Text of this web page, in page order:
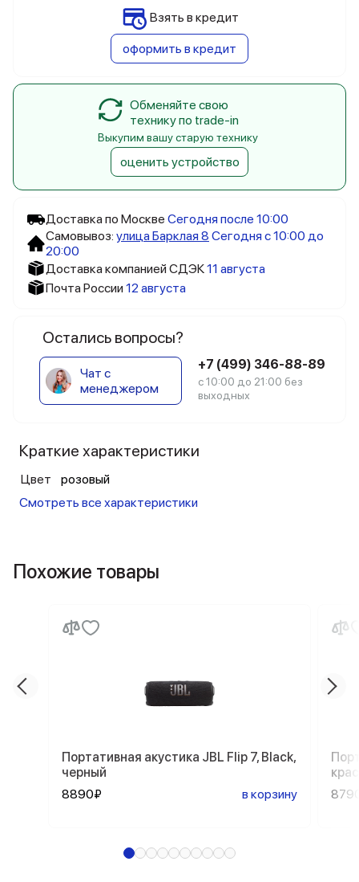
Доставка по Москве Сегодня после 10:00
Самовывоз: улица Барклая 8 Сегодня с 10:00 до
20:00
Доставка компанией СДЭК11 августа
Почта России 12 августа
Остались вопросы?
Чат с
менеджером
+7 (499) 346-88-89
с 10:00 до 21:00 без
выходных
Краткие характеристики
Цвет
розовый
Смотреть все характеристики
Взять в кредит
оформить в кредит
Обменяйте свою
технику по trade-in
Выкупим вашу старую технику
оценить устройство
Похожие товары
Портативная акустика JBL Flip 7, Black,
черный
8890₽
в корзину